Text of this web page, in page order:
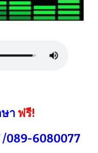
า ฟรี!
/089-6080077